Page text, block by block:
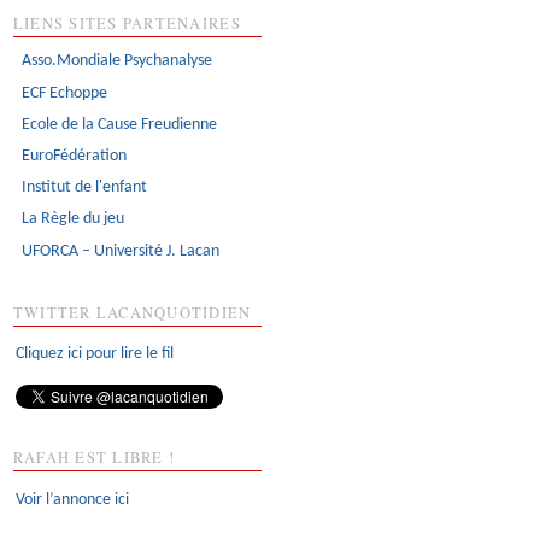
LIENS SITES PARTENAIRES
Asso.Mondiale Psychanalyse
ECF Echoppe
Ecole de la Cause Freudienne
EuroFédération
Institut de l'enfant
La Règle du jeu
UFORCA – Université J. Lacan
TWITTER LACANQUOTIDIEN
Cliquez ici pour lire le fil
RAFAH EST LIBRE !
Voir l’annonce ici